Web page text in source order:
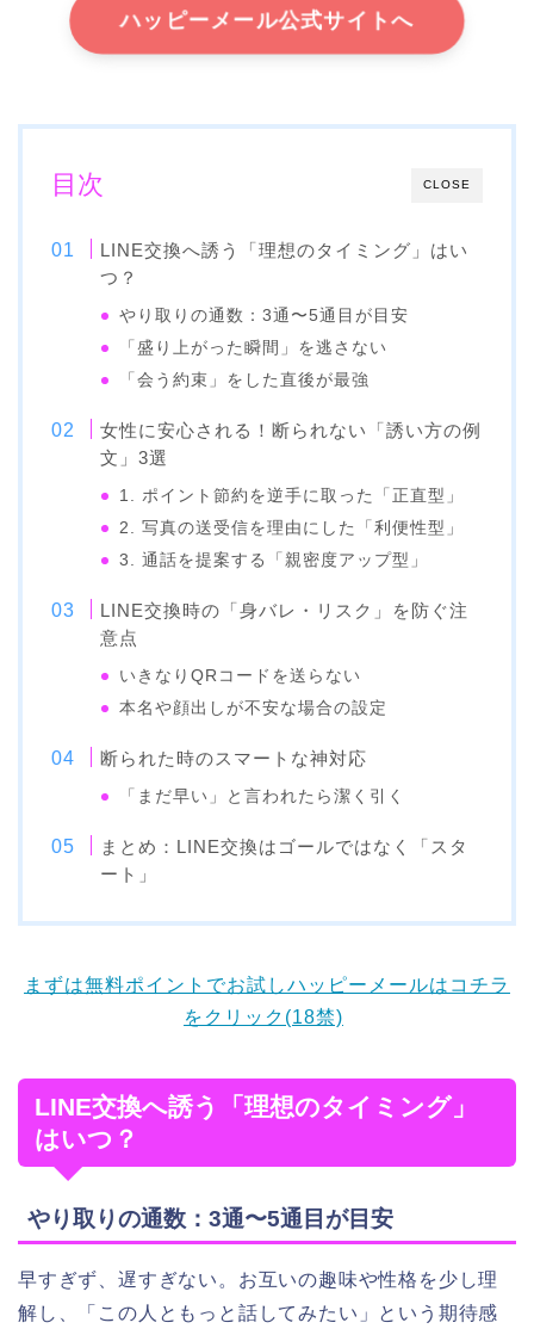
ハッピーメール公式サイトへ
CLOSE
目次
LINE交換へ誘う「理想のタイミング」はい
つ？
やり取りの通数：3通〜5通目が目安
「盛り上がった瞬間」を逃さない
「会う約束」をした直後が最強
女性に安心される！断られない「誘い方の例
文」3選
1. ポイント節約を逆手に取った「正直型」
2. 写真の送受信を理由にした「利便性型」
3. 通話を提案する「親密度アップ型」
LINE交換時の「身バレ・リスク」を防ぐ注
意点
いきなりQRコードを送らない
本名や顔出しが不安な場合の設定
断られた時のスマートな神対応
「まだ早い」と言われたら潔く引く
まとめ：LINE交換はゴールではなく「スタ
ート」
まずは無料ポイントでお試しハッピーメールはコチラ
をクリック(18禁)
LINE交換へ誘う「理想のタイミング」
はいつ？
やり取りの通数：3通〜5通目が目安
早すぎず、遅すぎない。お互いの趣味や性格を少し理
解し、「この人ともっと話してみたい」という期待感